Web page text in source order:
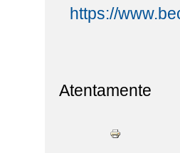
https://
Atentamente